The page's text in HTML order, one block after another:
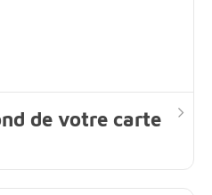
de votre carte